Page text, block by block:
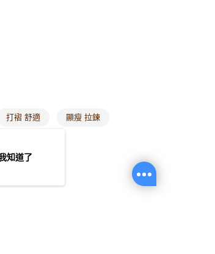
以上)免運費
查看運費
查看運費
打褶 舒適 顯瘦 拉鍊
知道了